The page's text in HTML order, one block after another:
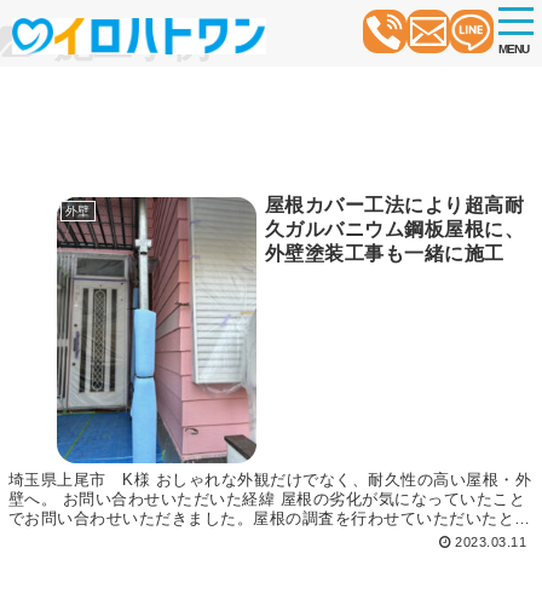
t
o
g
g
MENU
施工事例
外壁
屋根カバー工法により超高耐
久ガルバニウム鋼板屋根に、
外壁塗装工事も一緒に施工
埼玉県上尾市 K様 おしゃれな外観だけでなく、耐久性の高い屋根・外
壁へ。 お問い合わせいただいた経緯 屋根の劣化が気になっていたこと
でお問い合わせいただきました。屋根の調査を行わせていただいたとこ
2023.03.11